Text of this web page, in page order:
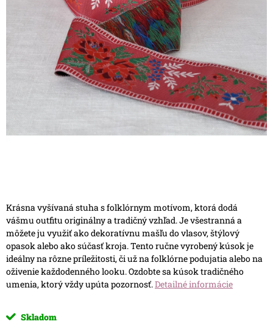
Krásna vyšívaná stuha s folklórnym motívom, ktorá dodá
vášmu outfitu originálny a tradičný vzhľad. Je všestranná a
môžete ju využiť ako dekoratívnu mašľu do vlasov, štýlový
opasok alebo ako súčasť kroja. Tento ručne vyrobený kúsok je
ideálny na rôzne príležitosti, či už na folklórne podujatia alebo na
oživenie každodenného looku. Ozdobte sa kúsok tradičného
umenia, ktorý vždy upúta pozornosť.Detailné informácie
Skladom